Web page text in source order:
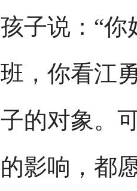
孩子说：“
班，你看江
子的对象。
的影响，都